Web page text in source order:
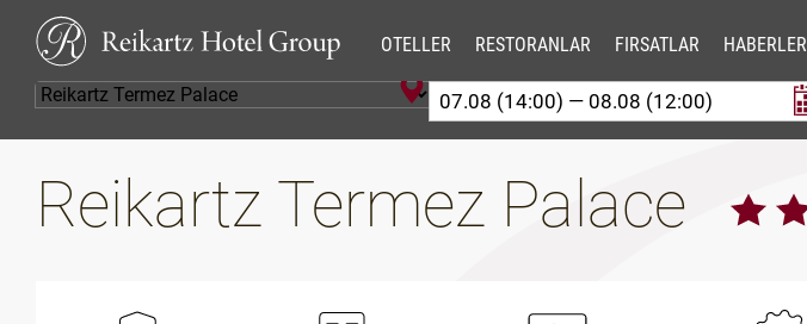
OTELLER RESTORANLAR FIRSATLAR HABERLER
Reikartz Termez Palace